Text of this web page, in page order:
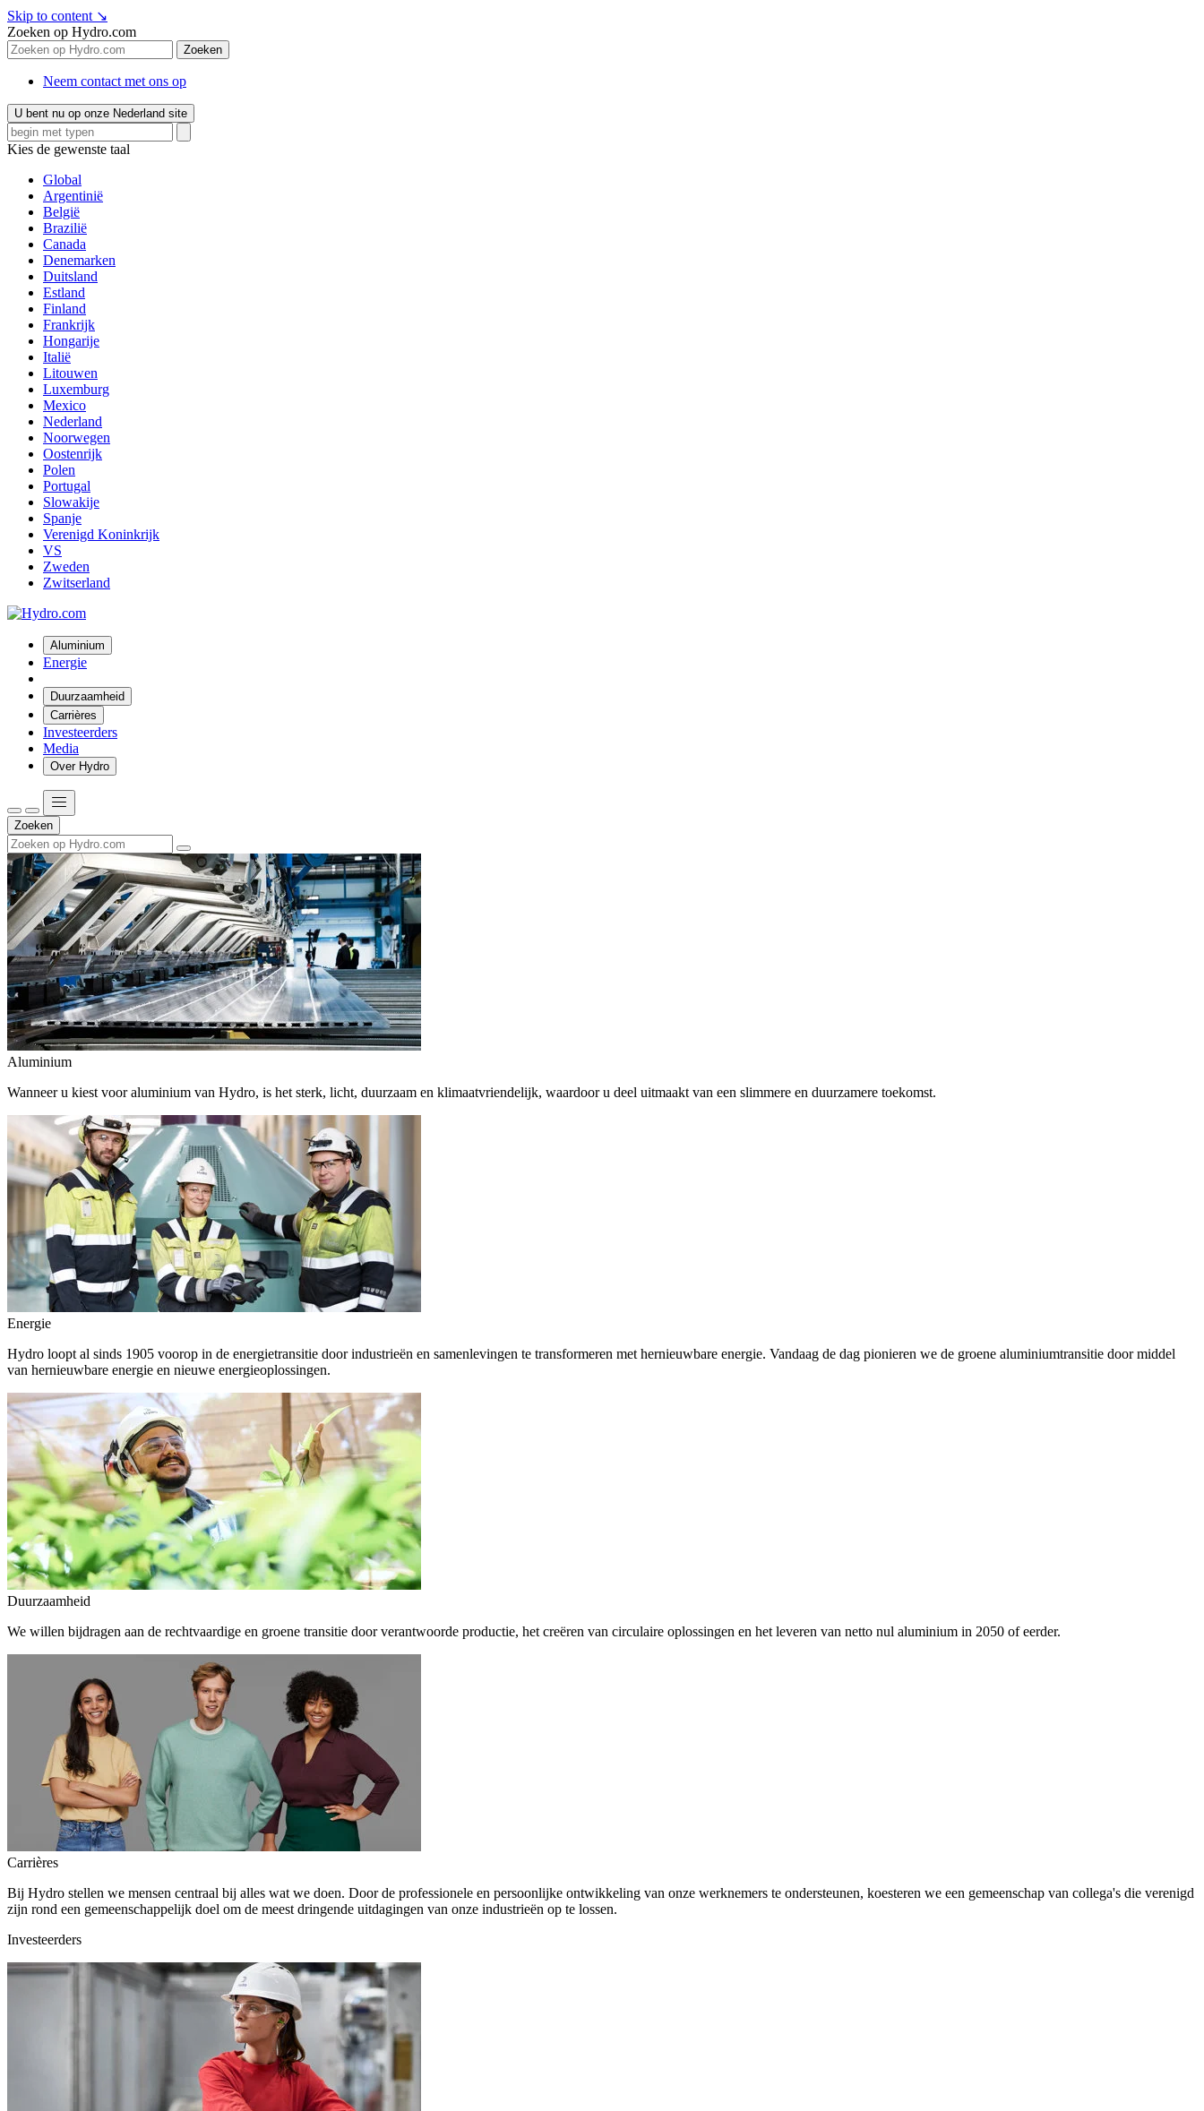
Skip to content ↘
Zoeken op Hydro.com
Zoeken
Neem contact met ons op
U bent nu op onze Nederland site
Kies de gewenste taal
Global
Argentinië
België
Brazilië
Canada
Denemarken
Duitsland
Estland
Finland
Frankrijk
Hongarije
Italië
Litouwen
Luxemburg
Mexico
Nederland
Noorwegen
Oostenrijk
Polen
Portugal
Slowakije
Spanje
Verenigd Koninkrijk
VS
Zweden
Zwitserland
Aluminium
Energie
Duurzaamheid
Carrières
Investeerders
Media
Over Hydro
Zoeken
Aluminium
Wanneer u kiest voor aluminium van Hydro, is het sterk, licht, duurzaam en klimaatvriendelijk, waardoor u deel uitmaakt van een slimmere en duurzamere toekomst.
Energie
Hydro loopt al sinds 1905 voorop in de energietransitie door industrieën en samenlevingen te transformeren met hernieuwbare energie. Vandaag de dag pionieren we de groene aluminiumtransitie door middel
van hernieuwbare energie en nieuwe energieoplossingen.
Duurzaamheid
We willen bijdragen aan de rechtvaardige en groene transitie door verantwoorde productie, het creëren van circulaire oplossingen en het leveren van netto nul aluminium in 2050 of eerder.
Carrières
Bij Hydro stellen we mensen centraal bij alles wat we doen. Door de professionele en persoonlijke ontwikkeling van onze werknemers te ondersteunen, koesteren we een gemeenschap van collega's die verenigd
zijn rond een gemeenschappelijk doel om de meest dringende uitdagingen van onze industrieën op te lossen.
Investeerders